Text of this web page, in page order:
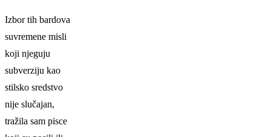
Izbor tih bardova
suvremene misli
koji njeguju
subverziju kao
stilsko sredstvo
nije slučajan,
tražila sam pisce